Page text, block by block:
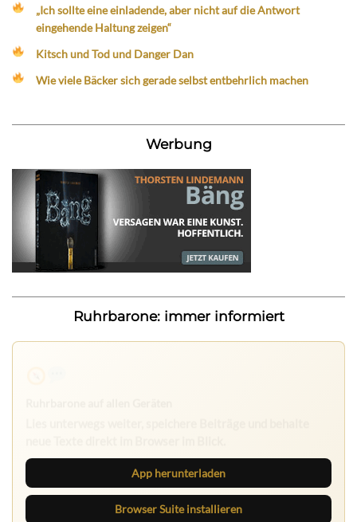
„Ich sollte eine einladende, aber nicht auf die Antwort
eingehende Haltung zeigen“
Kitsch und Tod und Danger Dan
Wie viele Bäcker sich gerade selbst entbehrlich machen
Werbung
Ruhrbarone: immer informiert
App herunterladen
Browser Suite installieren